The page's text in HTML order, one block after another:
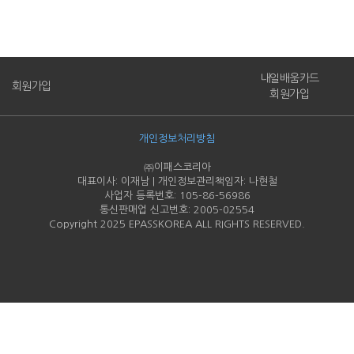
회원가입
내일배움카드
회원가입
개인정보처리방침
㈜이패스코리아
대표이사: 이재남 | 개인정보관리책임자: 나현철
사업자 등록번호: 105-86-56986
통신판매업 신고번호: 2005-02554
Copyright 2025 EPASSKOREA ALL RIGHTS RESERVED.